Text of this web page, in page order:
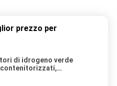
prezzo per
di idrogeno verde